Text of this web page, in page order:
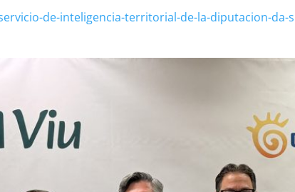
de-inteligencia-territorial-de-la-diputacion-da-